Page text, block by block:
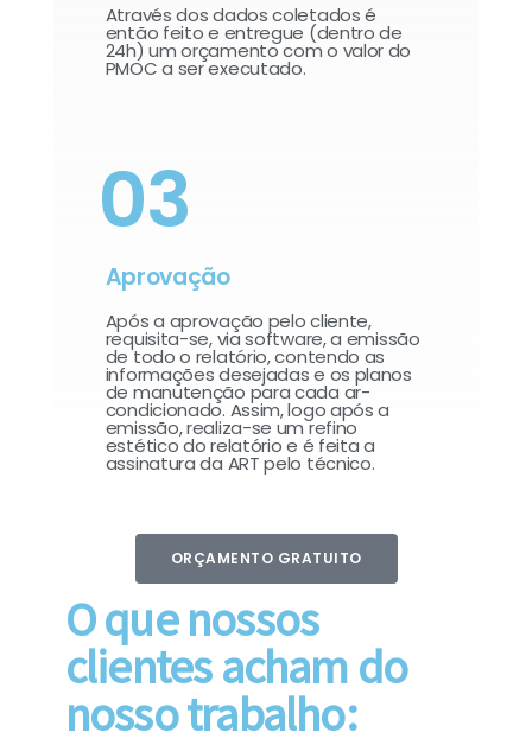
Através dos dados coletados é
então feito e entregue (dentro de
24h) um orçamento com o valor do
PMOC a ser executado.
03
Aprovação
Após a aprovação pelo cliente,
requisita-se, via software, a emissão
de todo o relatório, contendo as
informações desejadas e os planos
de manutenção para cada ar-
condicionado. Assim, logo após a
emissão, realiza-se um refino
estético do relatório e é feita a
assinatura da ART pelo técnico.
ORÇAMENTO GRATUITO
O que nossos
clientes acham do
nosso trabalho: